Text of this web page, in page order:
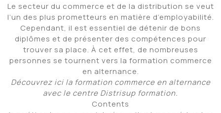
Le secteur du commerce et de la distribution se veut
l’un des plus prometteurs en matière d’employabilité.
Cependant, il est essentiel de détenir de bons
diplômes et de présenter des compétences pour
trouver sa place. À cet effet, de nombreuses
personnes se tournent vers la formation commerce
en alternance.
Découvrez ici la formation commerce en alternance
avec le centre Distrisup formation.
Contents